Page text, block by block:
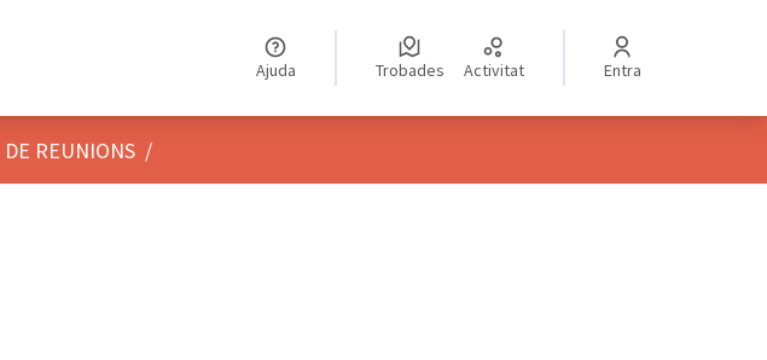
Ajuda Trobades Activitat Entra
REUNIONS /